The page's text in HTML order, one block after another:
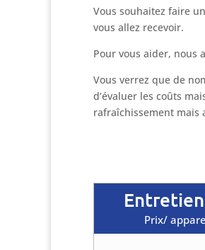
Vous souhaitez faire
vous allez recevoir.
Pour vous aider, nous
Vous verrez que de
d’évaluer les coûts
rafraîchissement mais
Prix/